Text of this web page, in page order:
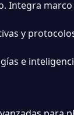
Integra
y
e